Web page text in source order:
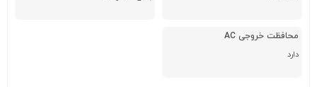
محافظت خروجی AC
دارد